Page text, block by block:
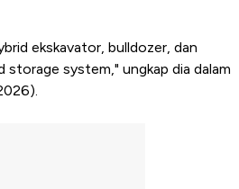
ekskavator, bulldozer, dan
system," ungkap dia dalam